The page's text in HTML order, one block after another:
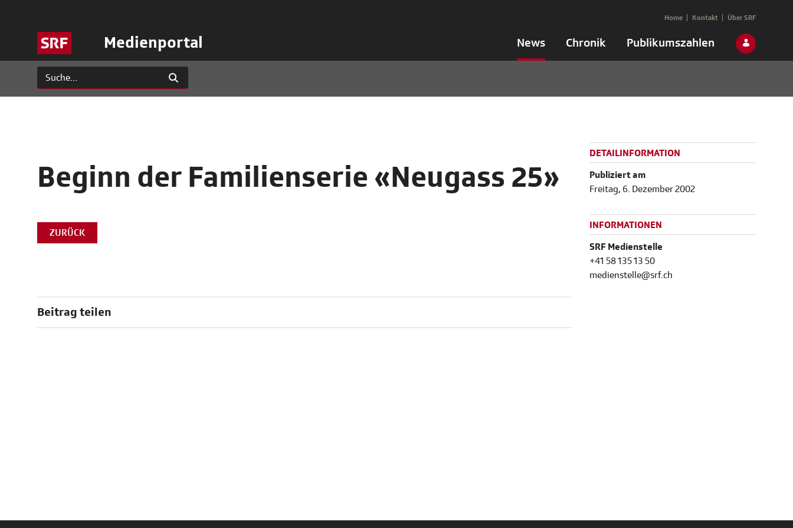
Medienportal News Chronik Publikumszahlen
Home Kontakt Über SRF
Beginn der Familienserie «Neugass 25»
ZURÜCK
Beitrag teilen
DETAILINFORMATION
Publiziert am
Freitag, 6. Dezember 2002
INFORMATIONEN
SRF Medienstelle
+41 58 135 13 50
medienstelle@srf.ch